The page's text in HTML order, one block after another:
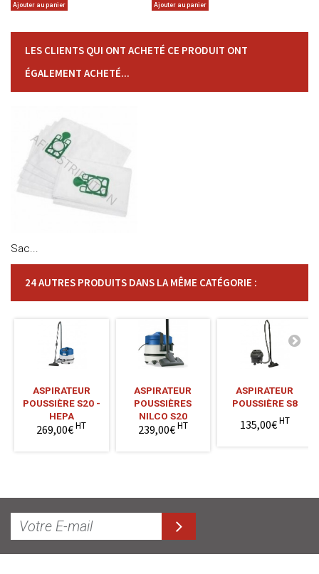
Ajouter au panier Ajouter au panier
LES CLIENTS QUI ONT ACHETÉ CE PRODUIT ONT
ÉGALEMENT ACHETÉ...
Sac...
24 AUTRES PRODUITS DANS LA MÊME CATÉGORIE :
ASPIRATEUR
POUSSIÈRE S20 -
HEPA
269,00€HT
ASPIRATEUR
POUSSIÈRES
NILCO S20
239,00€HT
ASPIRATEUR
POUSSIÈRE S8
135,00€HT